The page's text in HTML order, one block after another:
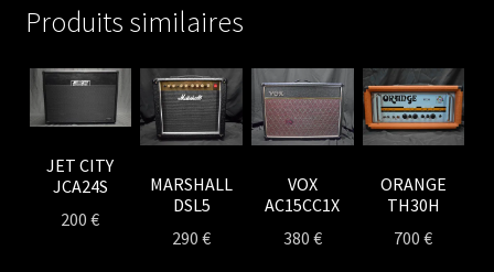
Produits similaires
JET CITY
JCA24S
200€
MARSHALL
DSL5
290€
VOX
AC15CC1X
380 €
ORANGE
TH30H
700€